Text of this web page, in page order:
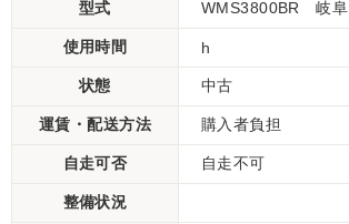
型式 WMS3800BR 岐阜
使用時間 h
状態 中古
運賃・配送方法 購入者負担
自走可否 自走不可
整備状況